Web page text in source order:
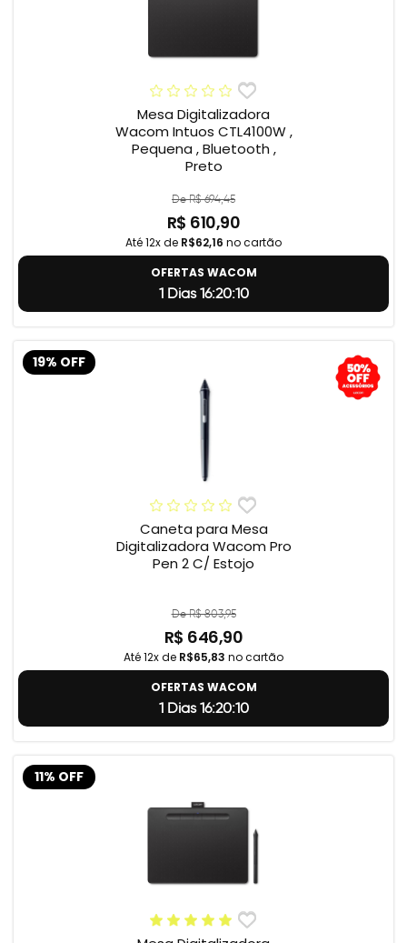
Mesa Digitalizadora
Wacom Intuos CTL4100W ,
Pequena , Bluetooth ,
Preto
De R$ 694,45
R$ 610,90
Até 12x de R$62,16 no cartão
OFERTAS WACOM
1 Dias 16:20:9
19% OFF
Caneta para Mesa
Digitalizadora Wacom Pro
Pen 2 C/ Estojo
De R$ 803,95
R$ 646,90
Até 12x de R$65,83 no cartão
OFERTAS WACOM
1 Dias 16:20:9
11% OFF